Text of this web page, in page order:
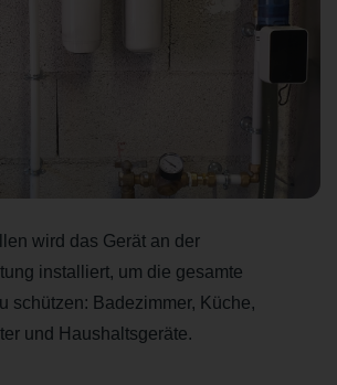
wird das Gerät an der
installiert, um die gesamte
schützen: Badezimmer, Küche,
und Haushaltsgeräte.